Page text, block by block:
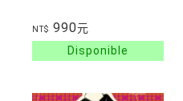
NT$ 990元